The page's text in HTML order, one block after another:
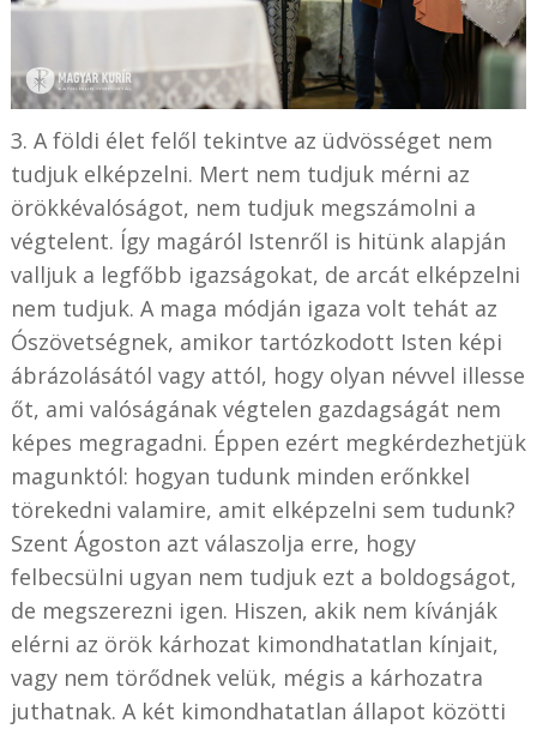
3. A földi élet felől tekintve az üdvösséget nem
tudjuk elképzelni. Mert nem tudjuk mérni az
örökkévalóságot, nem tudjuk megszámolni a
végtelent. Így magáról Istenről is hitünk alapján
valljuk a legfőbb igazságokat, de arcát elképzelni
nem tudjuk. A maga módján igaza volt tehát az
Ószövetségnek, amikor tartózkodott Isten képi
ábrázolásától vagy attól, hogy olyan névvel illesse
őt, ami valóságának végtelen gazdagságát nem
képes megragadni. Éppen ezért megkérdezhetjük
magunktól: hogyan tudunk minden erőnkkel
törekedni valamire, amit elképzelni sem tudunk?
Szent Ágoston azt válaszolja erre, hogy
felbecsülni ugyan nem tudjuk ezt a boldogságot,
de megszerezni igen. Hiszen, akik nem kívánják
elérni az örök kárhozat kimondhatatlan kínjait,
vagy nem törődnek velük, mégis a kárhozatra
juthatnak. A két kimondhatatlan állapot közötti